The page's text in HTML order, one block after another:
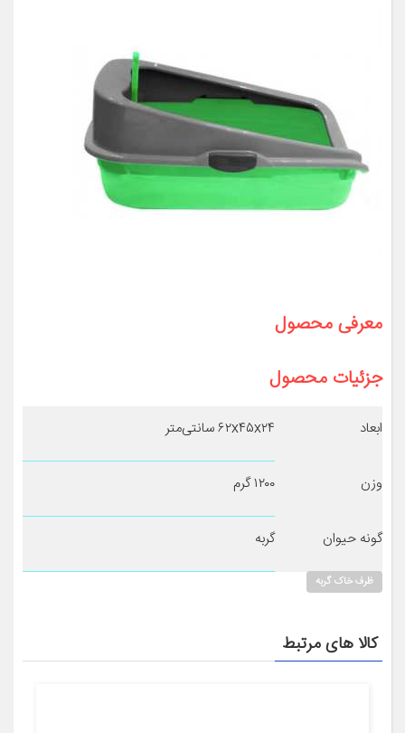
معرفی محصول
جزئیات محصول
ابعاد ۶۲x۴۵x۲۴ سانتی‌متر
وزن ۱۲۰۰ گرم
گونه حیوان گربه
ظرف خاک گربه
کالا های مرتبط